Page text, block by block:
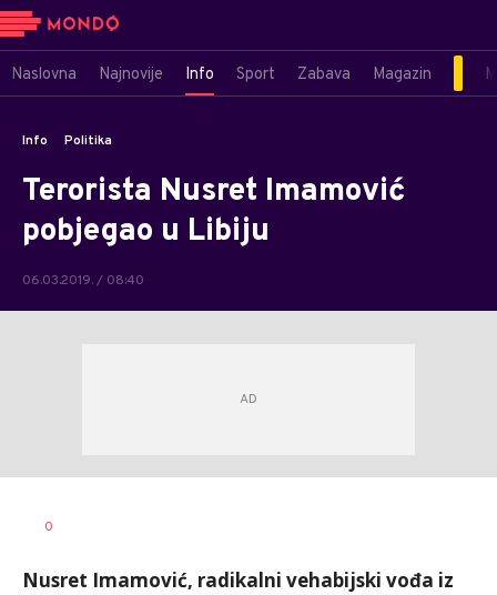
Naslovna Najnovije Info Sport Zabava Magazin
Info Politika
Terorista Nusret Imamović
pobjegao u Libiju
06.03.2019. / 08:40
AUTOR
0
Nusret Imamović, radikalni vehabijski vođa iz